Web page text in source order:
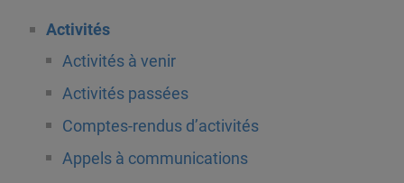
Activités
Activités à venir
Activités passées
Comptes-rendus d’activités
Appels à communications